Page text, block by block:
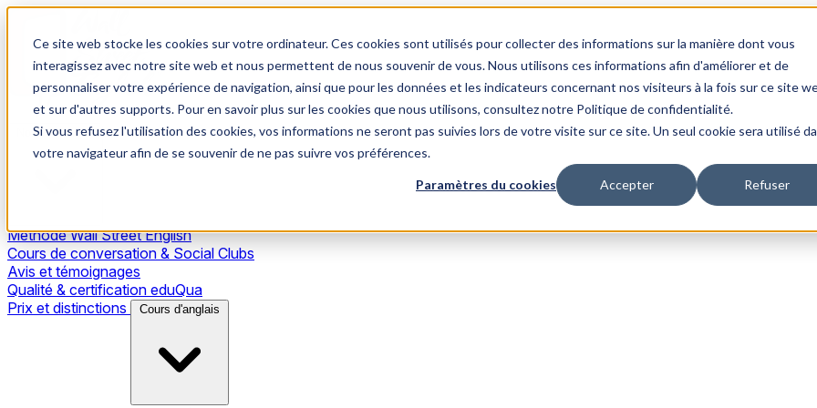
Ce site web stocke les cookies sur votre ordinateur. Ces cookies sont utilisés pour collecter des informations sur la manière dont vous
interagissez avec notre site web et nous permettent de nous souvenir de vous. Nous utilisons ces informations afin d'améliorer et de
personnaliser votre expérience de navigation, ainsi que pour les données et les indicateurs concernant nos visiteurs à la fois sur ce site
et sur d'autres supports. Pour en savoir plus sur les cookies que nous utilisons, consultez notre Politique de confidentialité.
Si vous refusez l'utilisation des cookies, vos informations ne seront pas suivies lors de votre visite sur ce site. Un seul cookie sera utilisé
votre navigateur afin de se souvenir de ne pas suivre vos préférences.
Paramètres du cookies Accepter Refuser
Notre méthode
Méthode Wall Street English
Cours de conversation & Social Clubs
Avis et témoignages
Qualité & certification eduQua
Prix et distinctions
Cours d'anglais